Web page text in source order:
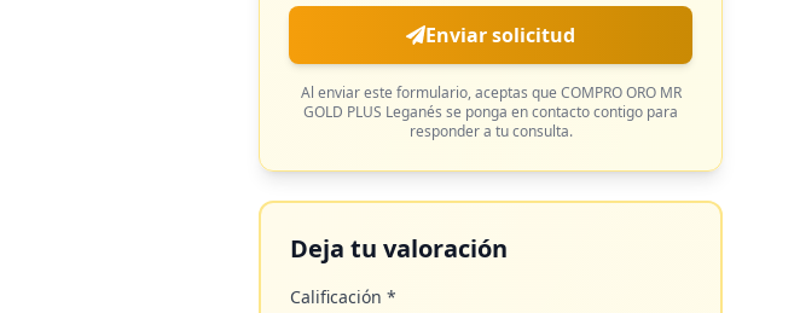
Enviar solicitud
Al enviar este formulario, aceptas que COMPRO ORO MR
GOLD PLUS Leganés se ponga en contacto contigo para
responder a tu consulta.
Deja tu valoración
Calificación *